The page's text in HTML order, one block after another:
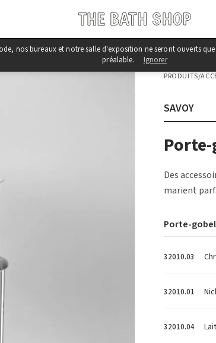
nos bureaux et notre salle d'exposition ne seront ouverts
préalable.
Ignorer
PRODUITS/
SAVOY
Des
marient
Porte-
32010.03
32010.01
32010.04